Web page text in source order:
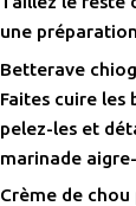
une
Betterave
Faites cuire les
pelez-les et
marinade
Crème de